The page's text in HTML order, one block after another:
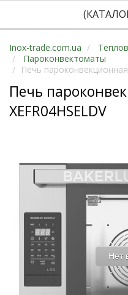
Inox-trade.com.ua
Пароконвектоматы
Печь
Печь
XEFR04HSELDV
Нет